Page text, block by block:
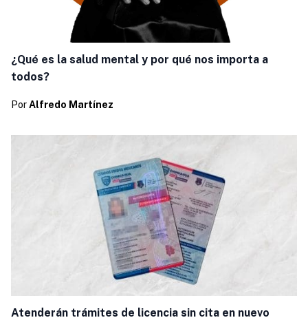
¿Qué es la salud mental y por qué nos importa a
todos?
Por Alfredo Martínez
Atenderán trámites de licencia sin cita en nuevo